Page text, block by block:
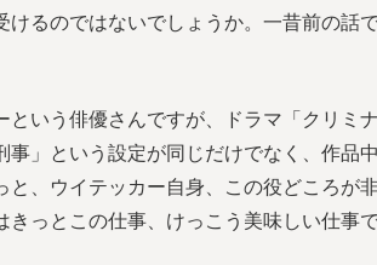
けるのではないでしょうか。一昔前の話
という俳優さんですが、ドラマ「クリ
事」という設定が同じだけでなく、作
と、ウイテッカー自身、この役どころ
きっとこの仕事、けっこう美味しい仕事